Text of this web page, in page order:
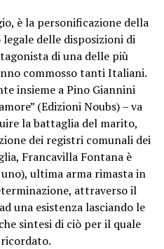
è la personificazione della
delle disposizioni di
di una delle più
commosso tanti Italiani.
insieme a Pino Giannini
(Edizioni Noubs) – va
la battaglia del marito,
dei registri comunali dei
Francavilla Fontana è
ultima arma rimasta in
attraverso il
una esistenza lasciando le
sintesi di ciò per il quale